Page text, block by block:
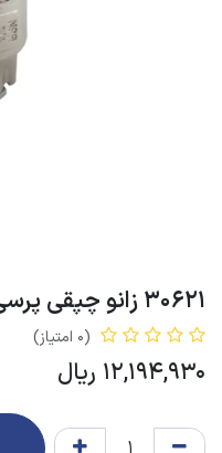
30621 زانو چپقی پرسی 3/4*32 نیوپایپ
(0 امتیاز)
12,194,930 ریال